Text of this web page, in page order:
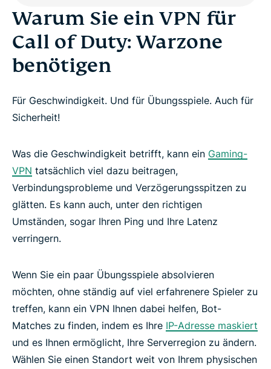
Warum Sie ein VPN für
Call of Duty: Warzone
benötigen
Für Geschwindigkeit. Und für Übungsspiele. Auch für
Sicherheit!
Was die Geschwindigkeit betrifft, kann ein Gaming-
VPN tatsächlich viel dazu beitragen,
Verbindungsprobleme und Verzögerungsspitzen zu
glätten. Es kann auch, unter den richtigen
Umständen, sogar Ihren Ping und Ihre Latenz
verringern.
Wenn Sie ein paar Übungsspiele absolvieren
möchten, ohne ständig auf viel erfahrenere Spieler zu
treffen, kann ein VPN Ihnen dabei helfen, Bot-
Matches zu finden, indem es Ihre IP-Adresse maskiert
und es Ihnen ermöglicht, Ihre Serverregion zu ändern.
Wählen Sie einen Standort weit von Ihrem physischen